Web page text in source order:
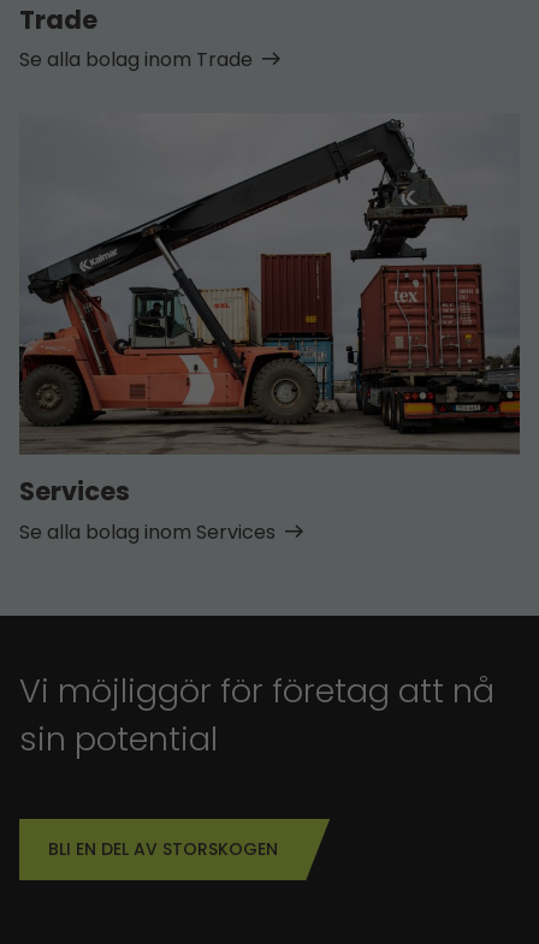
Trade
Se alla bolag inom Trade
Services
Se alla bolag inom Services
Vi möjliggör för företag att nå
sin potential
BLI EN DEL AV STORSKOGEN